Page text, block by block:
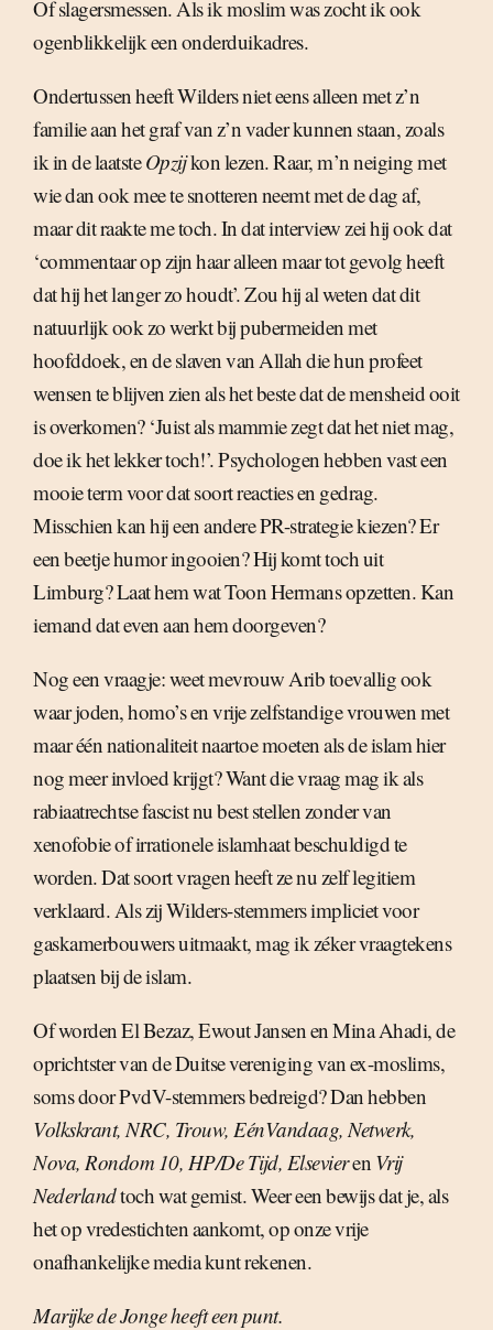
Of slagersmessen. Als ik moslim was zocht ik ook
ogenblikkelijk een onderduikadres.
Ondertussen heeft Wilders niet eens alleen met z’n
familie aan het graf van z’n vader kunnen staan, zoals
ik in de laatsteOpzijkon lezen. Raar, m’n neiging met
wie dan ook mee te snotteren neemt met de dag af,
maar dit raakte me toch. In dat interview zei hij ook dat
‘commentaar op zijn haar alleen maar tot gevolg heeft
dat hij het langer zo houdt’. Zou hij al weten dat dit
natuurlijk ook zo werkt bij pubermeiden met
hoofddoek, en de slaven van Allah die hun profeet
wensen te blijven zien als het beste dat de mensheid ooit
is overkomen? ‘Juist als mammie zegt dat het niet mag,
doe ik het lekker toch!’. Psychologen hebben vast een
mooie term voor dat soort reacties en gedrag.
Misschien kan hij een andere PR-strategie kiezen? Er
een beetje humor ingooien? Hij komt toch uit
Limburg? Laat hem wat Toon Hermans opzetten. Kan
iemand dat even aan hem doorgeven?
Nog een vraagje: weet mevrouw Arib toevallig ook
waar joden, homo’s en vrije zelfstandige vrouwen met
maar één nationaliteit naartoe moeten als de islam hier
nog meer invloed krijgt? Want die vraag mag ik als
rabiaatrechtse fascist nu best stellen zonder van
xenofobie of irrationele islamhaat beschuldigd te
worden. Dat soort vragen heeft ze nu zelf legitiem
verklaard. Als zij Wilders-stemmers impliciet voor
gaskamerbouwers uitmaakt, mag ik zéker vraagtekens
plaatsen bij de islam.
Of worden El Bezaz, Ewout Jansen en Mina Ahadi, de
oprichtster van de Duitse vereniging van ex-moslims,
soms door PvdV-stemmers bedreigd? Dan hebben
Volkskrant, NRC, Trouw, EénVandaag, Netwerk,
Nova, Rondom 10, HP/De Tijd, Elsevieren Vrij
Nederlandtoch wat gemist. Weer een bewijs dat je, als
het op vredestichten aankomt, op onze vrije
onafhankelijke media kunt rekenen.
Marijke de Jonge heeft een punt.